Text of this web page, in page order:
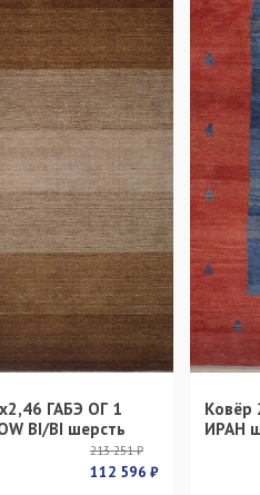
ГАБЭ ОГ 1
BI/BI шерсть
213 251 ₽
112 596 ₽
Ковёр
ИРАН